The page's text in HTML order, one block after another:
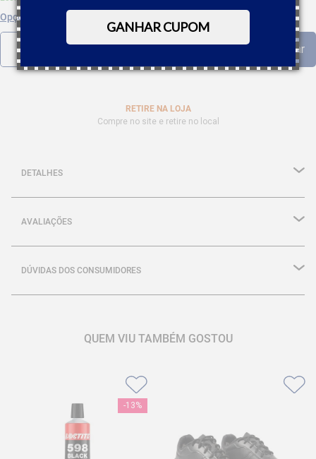
GANHAR CUPOM
Opções de parcelamento
RETIRE NA LOJA
Compre no site e retire no local
DETALHES
AVALIAÇÕES
DÚVIDAS DOS CONSUMIDORES
QUEM VIU TAMBÉM GOSTOU
-13%